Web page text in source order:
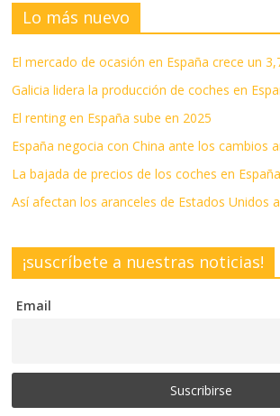
Lo más nuevo
El mercado de ocasión en España crece un
Galicia lidera la producción de coches en
El renting en España sube en 2025
España negocia con China ante los cambios
La bajada de precios de los coches en España
Así afectan los aranceles de Estados Unidos
¡suscríbete a nuestras noticias!
Email